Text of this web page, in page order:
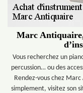
Marc
Vous recherchez un
percussion… ou des
Rendez-vous chez
simplement, visitez son